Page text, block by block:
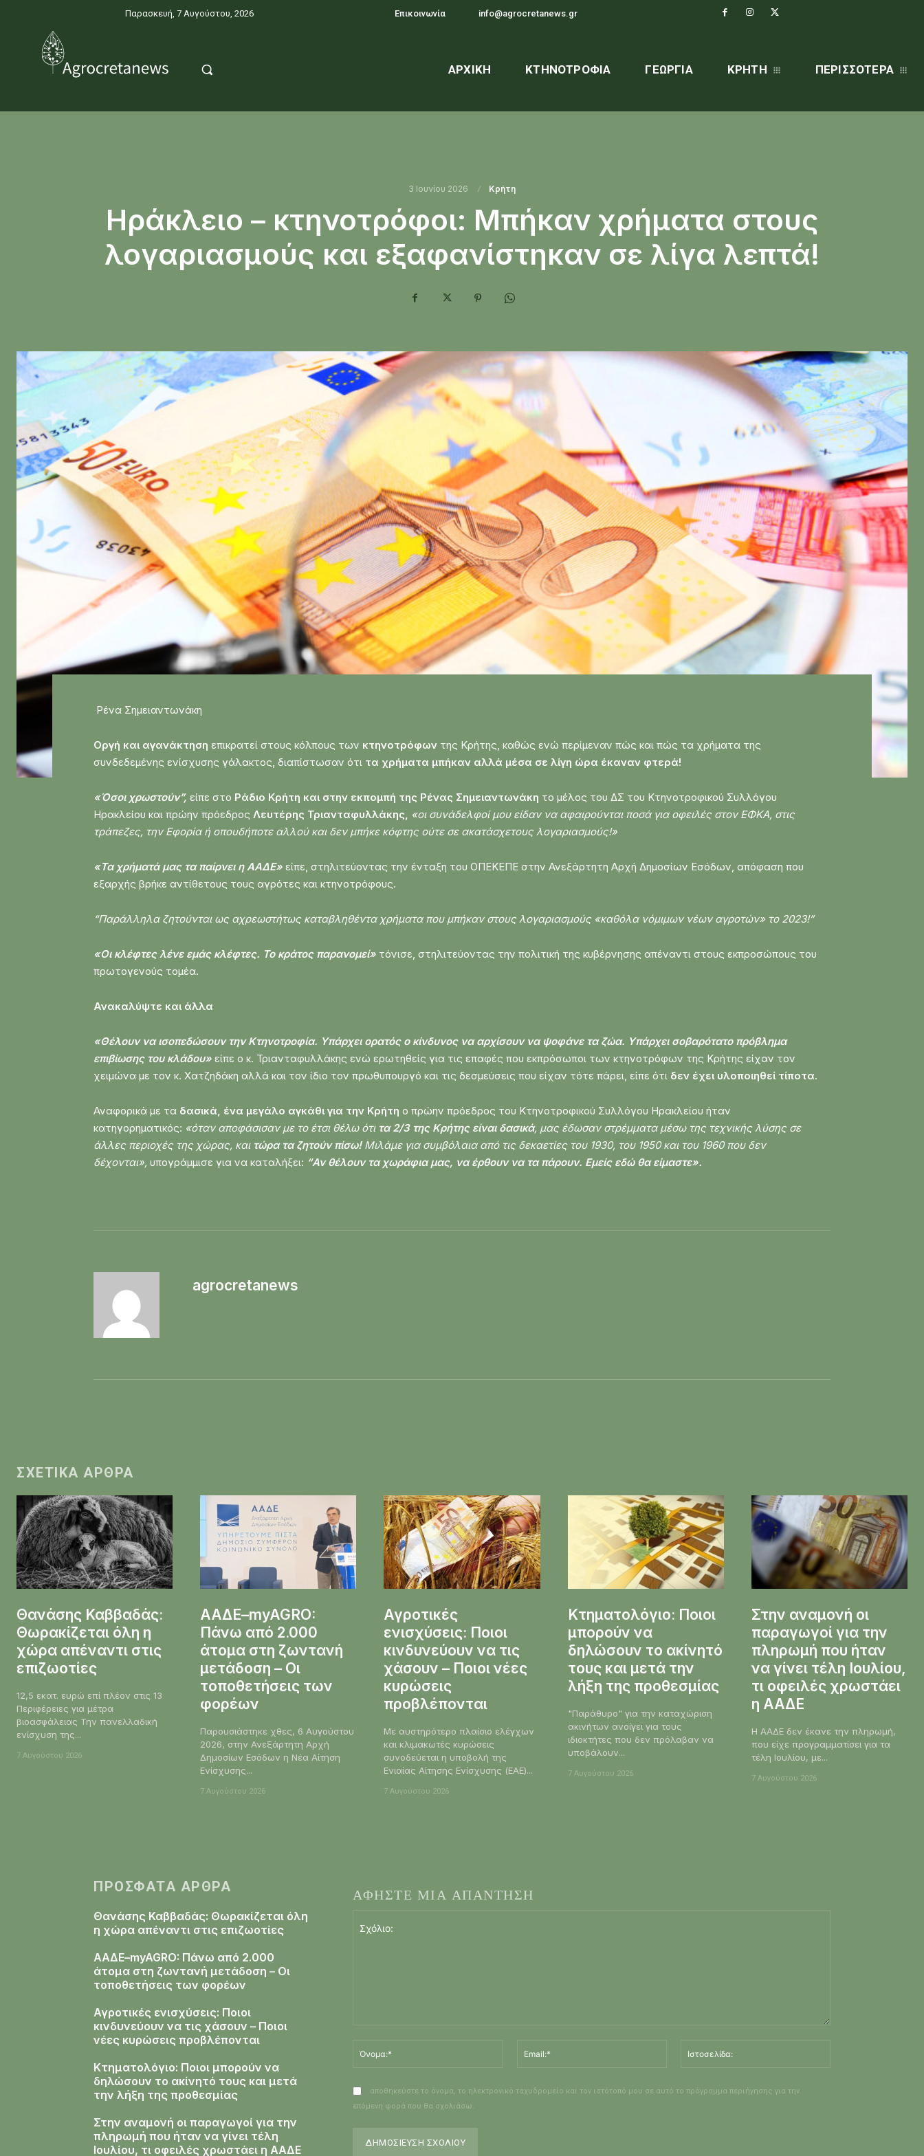
Παρασκευή, 7 Αυγούστου, 2026 Επικοινωνία info@agrocretanews.gr
ΑΡΧΙΚΉ ΚΤΗΝΟΤΡΟΦΊΑ ΓΕΩΡΓΊΑ ΚΡΗΤΗ ΠΕΡΙΣΣΌΤΕΡΑ
3 Ιουνίου 2026 Κρήτη
Ηράκλειο – κτηνοτρόφοι: Μπήκαν χρήματα στους
λογαριασμούς και εξαφανίστηκαν σε λίγα λεπτά!
Ρένα Σημειαντωνάκη
Οργή και αγανάκτηση επικρατεί στους κόλπους των κτηνοτρόφων της Κρήτης, καθώς ενώ περίμεναν πώς και πώς τα χρήματα της
συνδεδεμένης ενίσχυσης γάλακτος, διαπίστωσαν ότι τα χρήματα μπήκαν αλλά μέσα σε λίγη ώρα έκαναν φτερά!
«Όσοι χρωστούν”, είπε στο Ράδιο Κρήτη και στην εκπομπή της Ρένας Σημειαντωνάκη το μέλος του ΔΣ του Κτηνοτροφικού Συλλόγου
Ηρακλείου και πρώην πρόεδρος Λευτέρης Τριανταφυλλάκης,
«οι συνάδελφοί μου είδαν να αφαιρούνται ποσά για οφειλές στον ΕΦΚΑ, στις
τράπεζες, την Εφορία ή οπουδήποτε αλλού και δεν μπήκε κόφτης ούτε σε ακατάσχετους λογαριασμούς!»
«Τα χρήματά μας τα παίρνει η ΑΑΔΕ» είπε, στηλιτεύοντας την ένταξη του ΟΠΕΚΕΠΕ στην Ανεξάρτητη Αρχή Δημοσίων Εσόδων, απόφαση που
εξαρχής βρήκε αντίθετους τους αγρότες και κτηνοτρόφους.
“Παράλληλα ζητούνται ως αχρεωστήτως καταβληθέντα χρήματα που μπήκαν στους λογαριασμούς «καθόλα νόμιμων νέων αγροτών» το 2023!”
«Οι κλέφτες λένε εμάς κλέφτες. Το κράτος παρανομεί» τόνισε, στηλιτεύοντας την πολιτική της κυβέρνησης απέναντι στους εκπροσώπους του
πρωτογενούς τομέα.
Ανακαλύψτε και άλλα
«Θέλουν να ισοπεδώσουν την Κτηνοτροφία. Υπάρχει ορατός ο κίνδυνος να αρχίσουν να ψοφάνε τα ζώα. Υπάρχει σοβαρότατο πρόβλημα
επιβίωσης του κλάδου» είπε ο κ. Τριανταφυλλάκης ενώ ερωτηθείς για τις επαφές που εκπρόσωποι των κτηνοτρόφων της Κρήτης είχαν τον
χειμώνα με τον κ. Χατζηδάκη αλλά και τον ίδιο τον πρωθυπουργό και τις δεσμεύσεις που είχαν τότε πάρει, είπε ότι δεν έχει υλοποιηθεί τίποτα.
Αναφορικά με τα δασικά, ένα μεγάλο αγκάθι για την Κρήτη ο πρώην πρόεδρος του Κτηνοτροφικού Συλλόγου Ηρακλείου ήταν
κατηγορηματικός: «όταν αποφάσισαν με το έτσι θέλω ότι τα 2/3 της Κρήτης είναι δασικά, μας έδωσαν στρέμματα μέσω της τεχνικής λύσης σε
άλλες περιοχές της χώρας, και τώρα τα ζητούν πίσω!Μιλάμε για συμβόλαια από τις δεκαετίες του 1930, του 1950 και του 1960 που δεν
δέχονται», υπογράμμισε για να καταλήξει: “Αν θέλουν τα χωράφια μας, να έρθουν να τα πάρουν. Εμείς εδώ θα είμαστε».
agrocretanews
ΣΧΕΤΙΚΆ ΆΡΘΡΑ
Θανάσης Καββαδάς:
Θωρακίζεται όλη η
χώρα απέναντι στις
επιζωοτίες
12,5 εκατ. ευρώ επί πλέον στις 13
Περιφέρειες για μέτρα
βιοασφάλειας Την πανελλαδική
ενίσχυση της...
7 Αυγούστου 2026
ΑΑΔΕ–myAGRO:
Πάνω από 2.000
άτομα στη ζωντανή
μετάδοση – Οι
τοποθετήσεις των
φορέων
Παρουσιάστηκε χθες, 6 Αυγούστου
2026, στην Ανεξάρτητη Αρχή
Δημοσίων Εσόδων η Νέα Αίτηση
Ενίσχυσης...
7 Αυγούστου 2026
Αγροτικές
ενισχύσεις: Ποιοι
κινδυνεύουν να τις
χάσουν – Ποιοι νέες
κυρώσεις
προβλέπονται
Με αυστηρότερο πλαίσιο ελέγχων
και κλιμακωτές κυρώσεις
συνοδεύεται η υποβολή της
Ενιαίας Αίτησης Ενίσχυσης (ΕΑΕ)...
7 Αυγούστου 2026
Κτηματολόγιο: Ποιοι
μπορούν να
δηλώσουν το ακίνητό
τους και μετά την
λήξη της προθεσμίας
"Παράθυρο" για την καταχώριση
ακινήτων ανοίγει για τους
ιδιοκτήτες που δεν πρόλαβαν να
υποβάλουν...
7 Αυγούστου 2026
Στην αναμονή οι
παραγωγοί για την
πληρωμή που ήταν
να γίνει τέλη Ιουλίου,
τι οφειλές χρωστάει
η ΑΑΔΕ
Η ΑΑΔΕ δεν έκανε την πληρωμή,
που είχε προγραμματίσει για τα
τέλη Ιουλίου, με...
7 Αυγούστου 2026
ΠΡΌΣΦΑΤΑ ΆΡΘΡΑ
Θανάσης Καββαδάς: Θωρακίζεται όλη
η χώρα απέναντι στις επιζωοτίες
ΑΑΔΕ–myAGRO: Πάνω από 2.000
άτομα στη ζωντανή μετάδοση – Οι
τοποθετήσεις των φορέων
Αγροτικές ενισχύσεις: Ποιοι
κινδυνεύουν να τις χάσουν – Ποιοι
νέες κυρώσεις προβλέπονται
Κτηματολόγιο: Ποιοι μπορούν να
δηλώσουν το ακίνητό τους και μετά
την λήξη της προθεσμίας
Στην αναμονή οι παραγωγοί για την
πληρωμή που ήταν να γίνει τέλη
Ιουλίου, τι οφειλές χρωστάει η ΑΑΔΕ
ΑΦΗΣΤΕ ΜΙΑ ΑΠΑΝΤΗΣΗ
αποθηκεύστε το όνομα, το ηλεκτρονικό ταχυδρομείο και τον ιστότοπό μου σε αυτό το πρόγραμμα περιήγησης για την
επόμενη φορά που θα σχολιάσω.